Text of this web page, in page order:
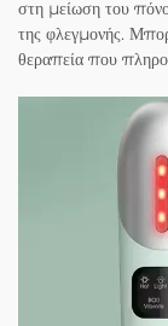
στη μείωση του
της φλεγμονής.
θεραπεία που